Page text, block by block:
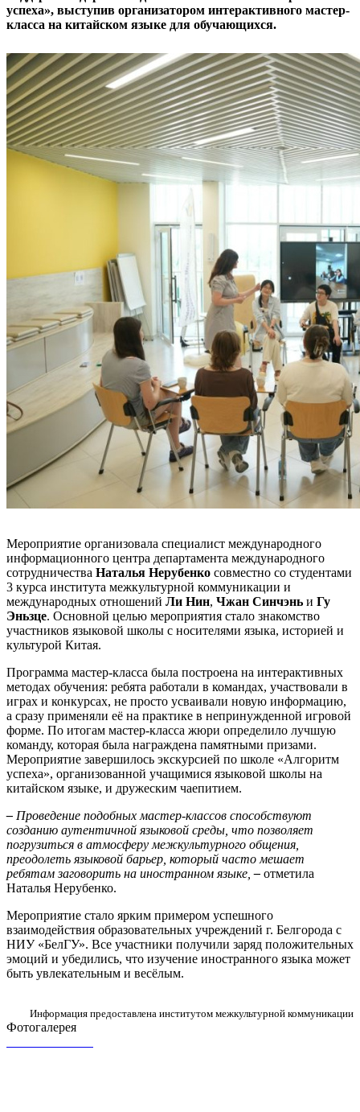
успеха», выступив организатором интерактивного мастер-
класса на китайском языке для обучающихся.
Мероприятие организовала специалист международного
информационного центра департамента международного
сотрудничества Наталья Нерубенко совместно со студентами
3 курса института межкультурной коммуникации и
международных отношений Ли Нин, Чжан Синчэнь и Гу
Эньзце. Основной целью мероприятия стало знакомство
участников языковой школы с носителями языка, историей и
культурой Китая.
Программа мастер-класса была построена на интерактивных
методах обучения: ребята работали в командах, участвовали в
играх и конкурсах, не просто усваивали новую информацию,
а сразу применяли её на практике в непринужденной игровой
форме. По итогам мастер-класса жюри определило лучшую
команду, которая была награждена памятными призами.
Мероприятие завершилось экскурсией по школе «Алгоритм
успеха», организованной учащимися языковой школы на
китайском языке, и дружеским чаепитием.
– Проведение подобных мастер-классов способствуют
созданию аутентичной языковой среды, что позволяет
погрузиться в атмосферу межкультурного общения,
преодолеть языковой барьер, который часто мешает
ребятам заговорить на иностранном языке,– отметила
Наталья Нерубенко.
Мероприятие стало ярким примером успешного
взаимодействия образовательных учреждений г. Белгорода с
НИУ «БелГУ». Все участники получили заряд положительных
эмоций и убедились, что изучение иностранного языка может
быть увлекательным и весёлым.
Информация предоставлена институтом межкультурной коммуникации
Фотогалерея